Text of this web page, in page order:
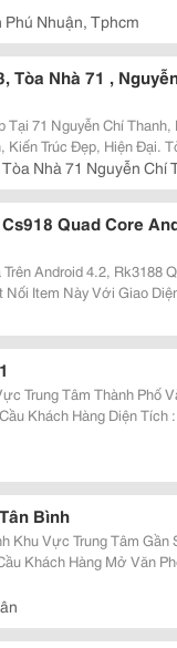
Phú Nhuận, Tphcm
Tòa Nhà 71 ,
71 Nguyễn Chí Thanh,
Kiến Trúc Đẹp, Hiện Đại.
Chỗ Để Xe Thuận Tiện,
Việ
Nhà 71 Nguyễn Chí
Quad Core
Android 4.2, Rk3188
Item Này Với Giao
Thành Một Tv Thông
Khổn
Thành Phố Văn Phòng Hiện
Tích : Chia Theo Nhu
Bình
Vực Trung Tâm Gần Sân
Khách Hàng Mở Văn